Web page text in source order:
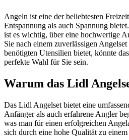
Angeln ist eine der beliebtesten
Entspannung als auch Spannung
ist es wichtig, über eine hochwertige
Sie nach einem zuverlässigen
benötigten Utensilien bietet, könnte
perfekte Wahl für Sie sein.
Warum das Lidl
Das Lidl Angelset bietet eine
Anfänger als auch erfahrene Angler
was man für einen erfolgreichen
sich durch eine hohe Qualität zu